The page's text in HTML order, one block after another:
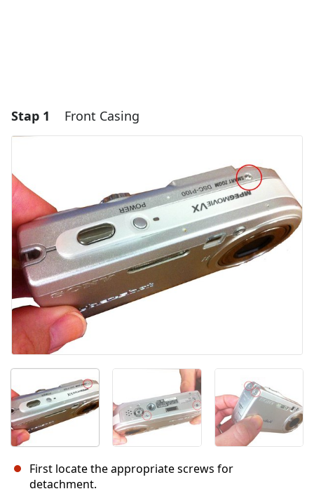
Stap 1 Front Casing
First locate the appropriate screws for
detachment.